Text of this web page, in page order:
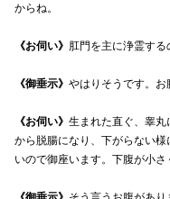
からね。
《お伺い》 肛門を主に浄霊する
《御垂示》 やはりそうです。お
《お伺い》 生まれた直ぐ、睾
から脱腸になり、下がらない
いので御座います。下腹が小さ